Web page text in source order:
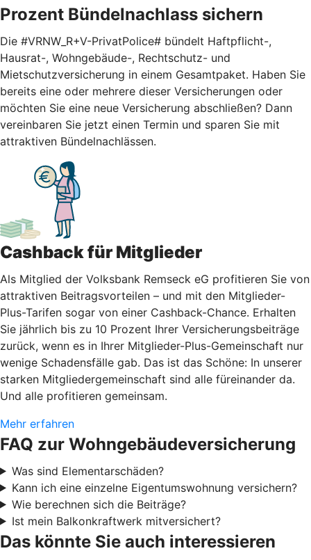
Prozent Bündelnachlass sichern
Die #VRNW_R+V-PrivatPolice# bündelt Haftpflicht-,
Hausrat-, Wohngebäude-, Rechtschutz- und
Mietschutzversicherung in einem Gesamtpaket. Haben Sie
bereits eine oder mehrere dieser Versicherungen oder
möchten Sie eine neue Versicherung abschließen? Dann
vereinbaren Sie jetzt einen Termin und sparen Sie mit
attraktiven Bündelnachlässen.
Cashback für Mitglieder
Als Mitglied der Volksbank Remseck eG profitieren Sie von
attraktiven Beitragsvorteilen – und mit den Mitglieder-
Plus-Tarifen sogar von einer Cashback-Chance. Erhalten
Sie jährlich bis zu 10 Prozent Ihrer Versicherungsbeiträge
zurück, wenn es in Ihrer Mitglieder-Plus-Gemeinschaft nur
wenige Schadensfälle gab. Das ist das Schöne: In unserer
starken Mitgliedergemeinschaft sind alle füreinander da.
Und alle profitieren gemeinsam.
Mehr erfahren
FAQ zur Wohngebäudeversicherung
Was sind Elementarschäden?
Kann ich eine einzelne Eigentumswohnung versichern?
Wie berechnen sich die Beiträge?
Ist mein Balkonkraftwerk mitversichert?
Das könnte Sie auch interessieren